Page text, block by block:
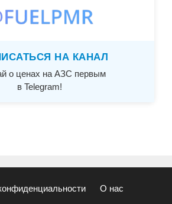
НА КАНАЛ
о ценах на АЗС первым
в Telegram!
О нас